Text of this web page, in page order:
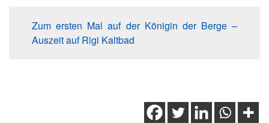
Zum ersten Mal auf der Königin der Berge –
Auszeit auf Rigi Kaltbad